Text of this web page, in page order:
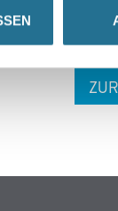
der